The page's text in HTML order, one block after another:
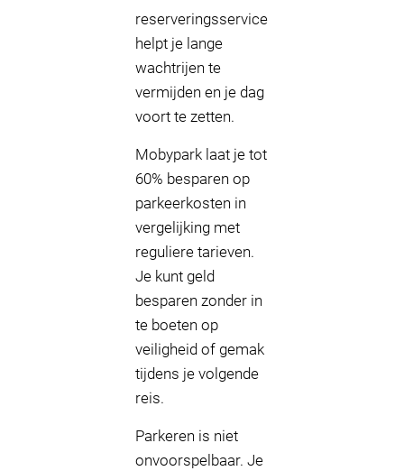
reserveringsservice
helpt je lange
wachtrijen te
vermijden en je dag
voort te zetten.
Mobypark laat je tot
60% besparen op
parkeerkosten in
vergelijking met
reguliere tarieven.
Je kunt geld
besparen zonder in
te boeten op
veiligheid of gemak
tijdens je volgende
reis.
Parkeren is niet
onvoorspelbaar. Je